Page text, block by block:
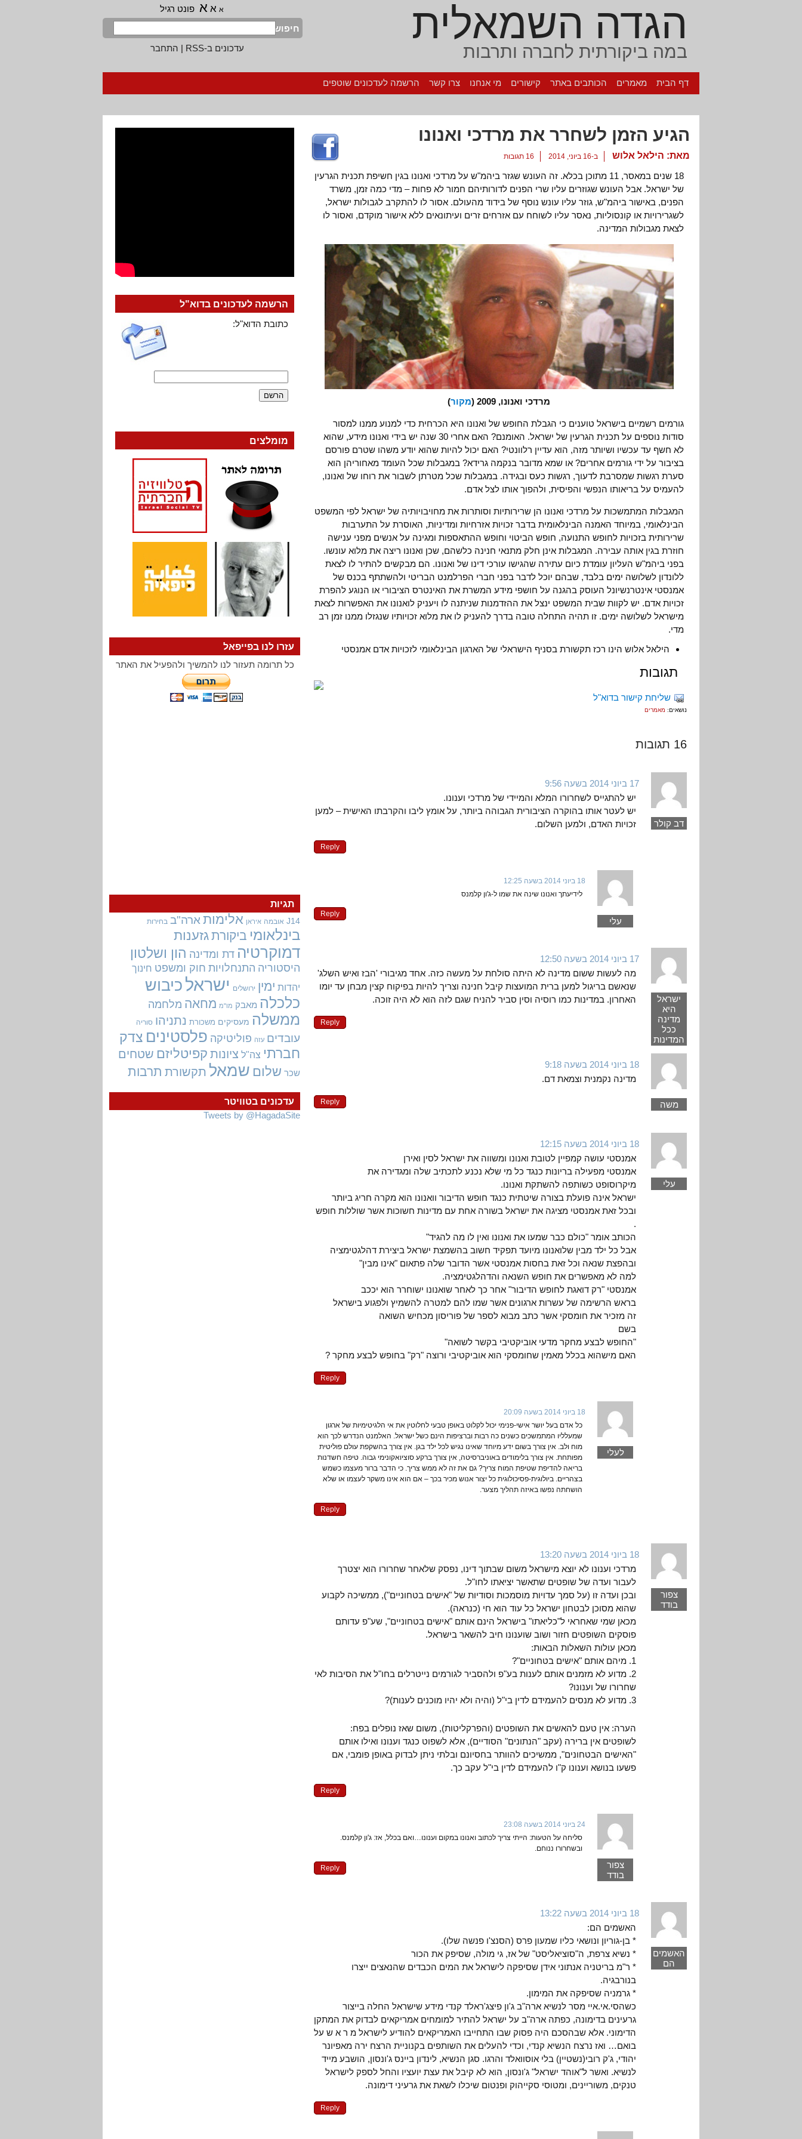
הגדה השמאלית
במה ביקורתית לחברה ותרבות
א א א פונט רגיל
חיפוש
עדכונים ב-RSS
| התחבר
דף הבית מאמרים הכותבים באתר קישורים מי אנחנו צרו קשר הרשמה לעדכונים שוטפים
הגיע הזמן לשחרר את מרדכי ואנונו
מאת: הילאל אלוש ב-16 ביוני, 2014 16 תגובות
18 שנים במאסר, 11 מתוכן בכלא. זה העונש שגזר ביהמ"ש על מרדכי ואנונו בגין חשיפת תכנית הגרעין
של ישראל. אבל העונש שגוזרים עליו שרי הפנים לדורותיהם חמור לא פחות – מדי כמה זמן, משרד
הפנים, באישור ביהמ"ש, גוזר עליו עונש נוסף של בידוד מהעולם. אסור לו להתקרב לגבולות ישראל,
לשגרירויות או קונסוליות, נאסר עליו לשוחח עם אזרחים זרים ועיתונאים ללא אישור מוקדם, ואסור לו
לצאת מגבולות המדינה.
מרדכי ואנונו, 2009 ( מקור)
גורמים רשמיים בישראל טוענים כי הגבלת החופש של ואנונו היא הכרחית כדי למנוע ממנו למסור
סודות נוספים על תכנית הגרעין של ישראל. האומנם? האם אחרי 30 שנה יש בידי ואנונו מידע, שהוא
לא חשף עד עכשיו ושיותר מזה, הוא עדיין רלוונטי? האם יכול להיות שהוא יודע משהו שטרם פורסם
בציבור על ידי גורמים אחרים? או שמא מדובר בנקמה גרידא? במגבלות שכל העומד מאחוריהן הוא
סערת רגשות שמסרבת לדעוך, רגשות כעס ובגידה. במגבלות שכל מטרתן לשבור את רוחו של ואנונו,
להעמיס על בריאותו הנפשי והפיסית, ולהפוך אותו לצל אדם.
המגבלות המתמשכות על מרדכי ואנונו הן שרירותיות וסותרות את מחויבויותיה של ישראל לפי המשפט
הבינלאומי, במיוחד האמנה הבינלאומית בדבר זכויות אזרחיות ומדיניות, האוסרת על התערבות
שרירותית בזכויות לחופש התנועה, חופש הביטוי וחופש ההתאספות ומגינה על אנשים מפני ענישה
חוזרת בגין אותה עבירה. המגבלות אינן חלק מתנאי חנינה כלשהם, שכן ואנונו ריצה את מלוא עונשו.
בפני ביהמ"ש העליון עומדת כיום עתירה שהגישו עורכי דינו של ואנונו. הם מבקשים להתיר לו לצאת
ללונדון לשלושה ימים בלבד, שבהם יוכל לדבר בפני חברי הפרלמנט הבריטי ולהשתתף בכנס של
אמנסטי אינטרנשיונל העוסק בהגנה על חושפי מידע המשרת את האינטרס הציבורי או הנוגע להפרת
זכויות אדם. יש לקוות שבית המשפט ינצל את ההזדמנות שניתנה לו ויעניק לואנונו את האפשרות לצאת
מישראל לשלושה ימים. זו תהיה התחלה טובה בדרך להעניק לו את מלוא זכויותיו שנגזלו ממנו זמן רב
מדי.
הילאל אלוש הינו רכז תקשורת בסניף הישראלי של הארגון הבינלאומי לזכויות אדם אמנסטי
תגובות
שליחת קישור בדוא"ל
נושאים: מאמרים
16 תגובות
דב קולר
17 ביוני 2014 בשעה 9:56
יש להתגייס לשחרורו המלא והמיידי של מרדכי וענונו.
יש לעטר אותו בהוקרה הציבורית הגבוהה ביותר, על אומץ ליבו והקרבתו האישית – למען
זכויות האדם, ולמען השלום.
Reply
עלי
18 ביוני 2014 בשעה 12:25
לידיעתך ואנונו שינה את שמו ל-ג'ון קלמנס
Reply
ישראל
היא
מדינה
ככל
המדינות
17 ביוני 2014 בשעה 12:50
מה לעשות ששום מדינה לא היתה סולחת על מעשה כזה. אחד מגיבורי 'הבז ואיש השלג'
שנאשם בריגול למען ברית המועצות קיבל חנינה וצריך להיות בפיקוח קצין מבחן עד יומו
האחרון. במדינות כמו רוסיה וסין סביר להניח שגם לזה הוא לא היה זוכה.
Reply
משה
18 ביוני 2014 בשעה 9:18
מדינה נקמנית וצמאת דם.
Reply
עלי
18 ביוני 2014 בשעה 12:15
אמנסטי עושה קמפיין לטובת ואנונו ומשווה את ישראל לסין ואירן
אמנסטי מפעילה בריונות כנגד כל מי שלא נכנע לתכתיב שלה ומגדירה את
מיקרוסופט כשותפה להשתקת ואנונו.
ישראל אינה פועלת בצורה שיטתית כנגד חופש הדיבור וואנונו הוא מקרה חריג ביותר
ובכל זאת אמנסטי מציגה את ישראל בשורה אחת עם מדינות חשוכות אשר שוללות חופש
.
הכותב אומר "כולם כבר שמעו את ואנונו ואין לו מה להגיד"
אבל כל ילד מבין שלואנונו מיועד תפקיד חשוב בהשמצת ישראל ביצירת דהלגטימציה
ובהפצת שנאה וכל זאת בחסות אמנסטי אשר הדובר שלה פתאום "אינו מבין"
למה לא מאפשרים את חופש השנאה והדהלגטימציה.
אמנסטי "רק דואגת לחופש הדיבור" אחר כך לאחר שואנונו ישוחרר הוא יככב
בראש הרשימה של עשרות ארגונים אשר שמו להם למטרה להשמיץ ולפגוע בישראל
זה מזכיר את חומסקי אשר כתב מבוא לספר של פוריסון מכחיש השואה
בשם
"החופש לבצע מחקר מדעי אוביקטיבי בקשר לשואה"
האם מישהוא בכלל מאמין שחומסקי הוא אוביקטיבי ורוצה "רק" בחופש לבצע מחקר ?
Reply
לעלי
18 ביוני 2014 בשעה 20:09
כל אדם בעל יושר אישי-פנימי יכול לקלוט באופן טבעי לחלוטין את אי הלגיטימיות של ארגון
שמעלליו המתמשכים כשנים כה רבות וברציפות הינם כשל ישראל. האלמנט הנדרש לכך הוא
מוח ולב. אין צורך בשום ידע מיוחד שאינו נגיש לכל ילד בגן. אין צורך בהשקפת עולם פוליטית
מפותחת. אין צורך בלימודים באוניברסיטה, אין צורך ברקע סוציואקונימי גבוה. טיפה חשדנות
בריאה להדיפת שטיפת המוח צריך? גם את זה לא ממש צריך. כי הדבר ברור מעצמו כשמש
בצהריים. ביולוגית-פסיכולוגית כל יצור אנוש מכיר בכך – אם הוא אינו משקר לעצמו או שלא
הושחתה נפשו באיזה תהליך מצער.
Reply
צפור
בודד
18 ביוני 2014 בשעה 13:20
מרדכי וענונו לא יוצא מישראל משום שבתוך דינו, נפסק שלאחר שחרורו הוא יצטרך
לעבור ועדה של שופטים שתאשר יציאתו לחו"ל.
ובכן ועדה זו (על סמך עדויות מוסמכות וסודיות של "אישים בטחוניים"), ממשיכה לקבוע
שהוא מסוכן לבטחון ישראל כל עוד הוא חי (כנראה).
מכאן שמי שאחראי ל"כליאתו" בישראל הינם אותם "אישים בטחוניים", שע"פ עדותם
פוסקים השופטים חזור ושוב שוענונו חיב להשאר בישראל.
מכאן עולות השאלות הבאות:
1. מיהם אותם "אישים בטחוניים"?
2. מדוע לא מזמנים אותם לענות בע"פ ולהסביר לגורמים נייטרלים בחו"ל את הסיבות לאי
שחרורו של וענונו?
3. מדוע לא מנסים להעמידם לדין בי"ל (והיה ולא יהיו מוכנים לענות)?
הערה: אין טעם להאשים את השופטים (והפרקליטות), משום שאז נופלים בפח:
לשופטים אין ברירה (עקב "הנתונים" הסודיים), אלא לשפוט כנגד וענונו ואילו אותם
"האישים הבטחונים", ממשיכים להוותר בחסיונם ובלתי ניתן לבדוק באופן פומבי, אם
פשעו בנושא וענונו ק"ו להעמידם לדין בי"ל עקב כך.
Reply
צפור
בודד
24 ביוני 2014 בשעה 23:08
סליחה על הטעות: הייתי צריך לכתוב ואנונו במקום וענונו…ואם בכלל, אז: ג'ון קלמנס.
ובשחרורו ננוחם.
Reply
האשמים
הם
18 ביוני 2014 בשעה 13:22
האשמים הם:
* בן-גוריון ונושאי כליו שמעון פרס (הסנצ'ו פנשה שלו).
* נשיא צרפת, ה"סוציאליסט" של אז, גי מולה, שסיפק את הכור
* ר"מ בריטניה אנתוני אידן שסיפקה לישראל את המים הכבדים שהנאצים ייצרו
בנורבגיה.
* גרמניה שסיפקה את המימון.
כשהסי.אי.איי מסר לנשיא ארה"ב ג'ון פיצג'ראלד קנדי מידע שישראל החלה בייצור
גרעינים בדימונה, כפתה ארה"ב על ישראל להתיר למומחים אמריקאים לבדוק את המתקן
הדימוני. אלא שבהסכם היה פסוק שבו התחייבו האמריקאים להודיע לישראל מ ר א ש על
בואם… ואז נרצח הנשיא קנדי, וכדי להעלים את השותפים בקנוניית הרצח ירה מאפיונר
יהודי, ג'ק רובי(נשטיין) בלי אוסוואלד והרגו. סגן הנשיא, לינדון ביינס ג'ונסון, הושבע מייד
לנשיא. ואשר ל"אוהד ישראל" ג'ונסון, הוא לא קיבל את עצת יועציו והחל לספק לישראל
טנקים, משוריינים, ומטוסי סקייהוק ופנטום שיכלו לשאת את גרעיני דימונה.
Reply
הרשמה לעדכונים בדוא"ל
כתובת הדוא"ל:
מומלצים
עזרו לנו בפייפאל
כל תרומה תעזור לנו להמשיך ולהפעיל את האתר
עדכונים בטוויטר
Tweets by @HagadaSite
תגיות
J14 אובמה איראן אלימות ארה"ב בחירות
בינלאומי ביקורתגזענות
דמוקרטיה דת ומדינה הון ושלטון
היסטוריה התנחלויות חוק ומשפט חינוך
יהדות ימין ירושלים ישראל כיבוש
כלכלה מאבק מו"מ מחאה מלחמה
ממשלה מעסיקים משכורת נתניהו סוריה
עובדים עזה פוליטיקה פלסטינים צדק
חברתי צה"ל ציונות קפיטליזם שטחים
שכר שלום שמאל תקשורת תרבות